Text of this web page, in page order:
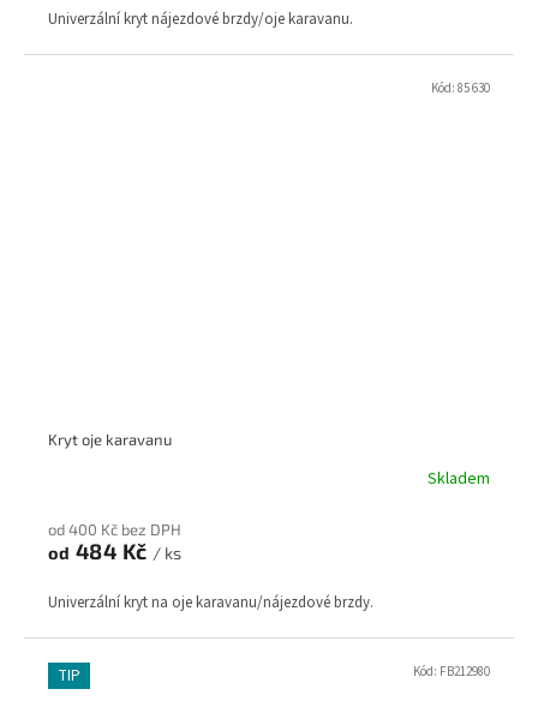
Univerzální kryt nájezdové brzdy/oje karavanu.
Kryt oje karavanu
Skladem
od 400 Kč bez DPH
od 484 Kč / ks
Univerzální kryt na oje karavanu/nájezdové brzdy.
Kód: 85 630
TIP Kód: FB212980